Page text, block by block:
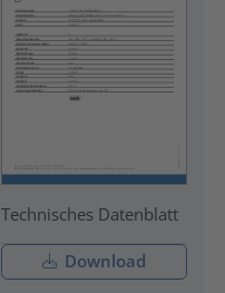
Technisches Datenblatt
Download